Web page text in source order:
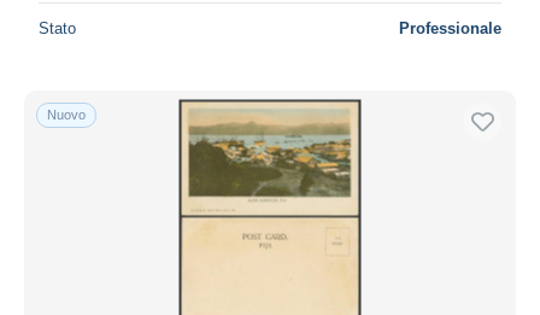
Stato Professionale
Nuovo